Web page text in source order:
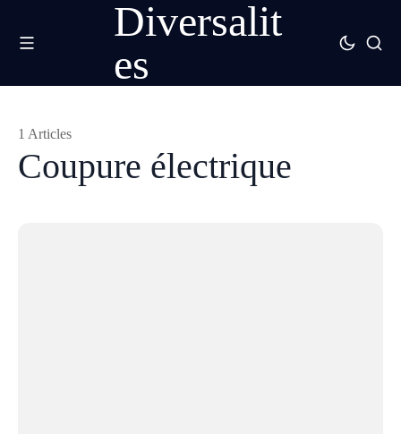
Diversalit
es
Coupure électrique
1 Articles